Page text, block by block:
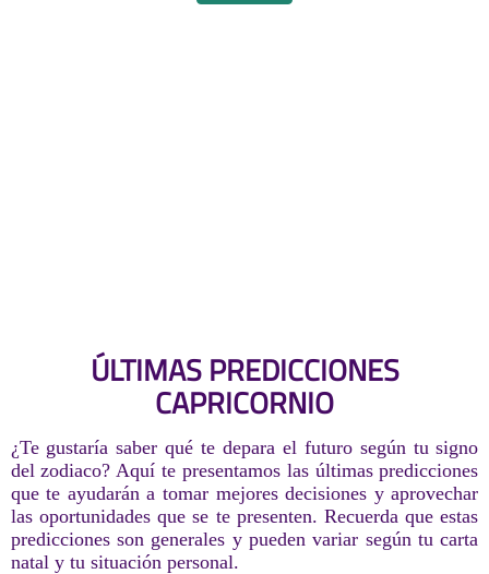
ÚLTIMAS PREDICCIONES
CAPRICORNIO
¿Te gustaría saber qué te depara el futuro según tu signo
del zodiaco? Aquí te presentamos las últimas predicciones
que te ayudarán a tomar mejores decisiones y aprovechar
las oportunidades que se te presenten. Recuerda que estas
predicciones son generales y pueden variar según tu carta
natal y tu situación personal.